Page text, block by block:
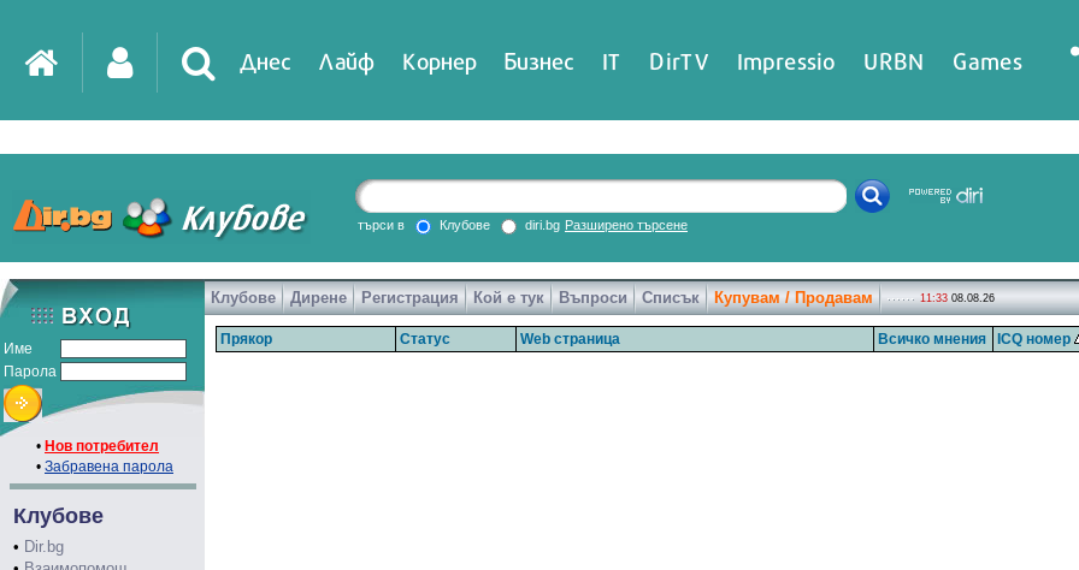
Днес Лайф Корнер Бизнес IT DirTV Impressio URBN Games
търси в Клубове diri.bg Разширено търсене
Име
Парола
• Нов потребител
• Забравена парола
Клубове
• Dir.bg
Клубове Дирене Регистрация Кой е тук Въпроси Списък Купувам / Продавам 11:33 08.08.26
Прякор Статус Web страница Всичко мнения ICQ номер